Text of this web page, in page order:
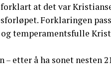
forklart at det var
Forklaringen
temperamentsfulle
– etter å ha sonet nesten